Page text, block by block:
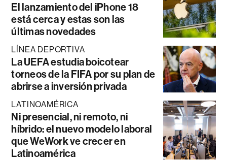
El lanzamiento del iPhone 18
está cerca y estas son las
últimas novedades
LÍNEA DEPORTIVA
La UEFA estudia boicotear
torneos de la FIFA por su plan de
abrirse a inversión privada
LATINOAMÉRICA
Ni presencial, ni remoto, ni
híbrido: el nuevo modelo laboral
que WeWork ve crecer en
Latinoamérica